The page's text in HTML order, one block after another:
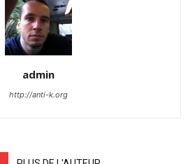
admin
http://anti-k.org